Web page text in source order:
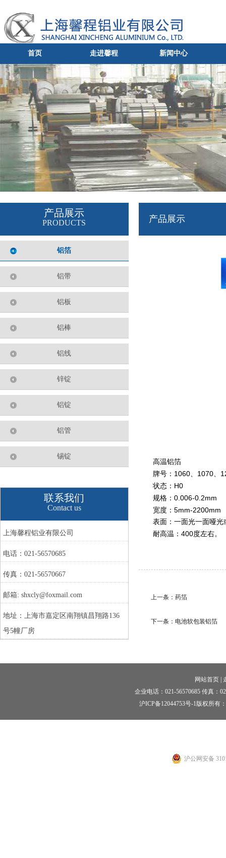
首页 走进馨程 新闻中心
产品展示
PRODUCTS
铝箔
铝带
铝板
铝棒
铝线
锌锭
铝锭
铝管
锡锭
联系我们
Contact us
上海馨程铝业有限公司
电话：021-56570685
传真：021-56570667
邮箱: shxcly@foxmail.com
地址：上海市嘉定区南翔镇昌翔路136
号5幢厂房
产品展示
高温铝箔
牌号： 1060、 1070、
状态： H0
规格： 0.006-0.2mm
宽度： 5mm-2200mm
表面：一面光一面哑光
耐高温： 400度左右。
上一条： 药箔
下一条： 电池软包装铝箔
网站首页
|
企业电话：021-56570685 传真：
沪ICP备12044753号-1 版权所有
沪公网安备